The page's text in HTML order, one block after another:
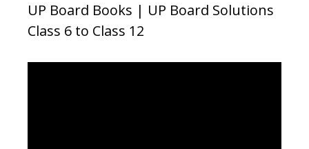
UP Board Books | UP Board Solutions
Class 6 to Class 12